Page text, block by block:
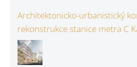
Architektonicko-urbanistický
rekonstrukce stanice metra C